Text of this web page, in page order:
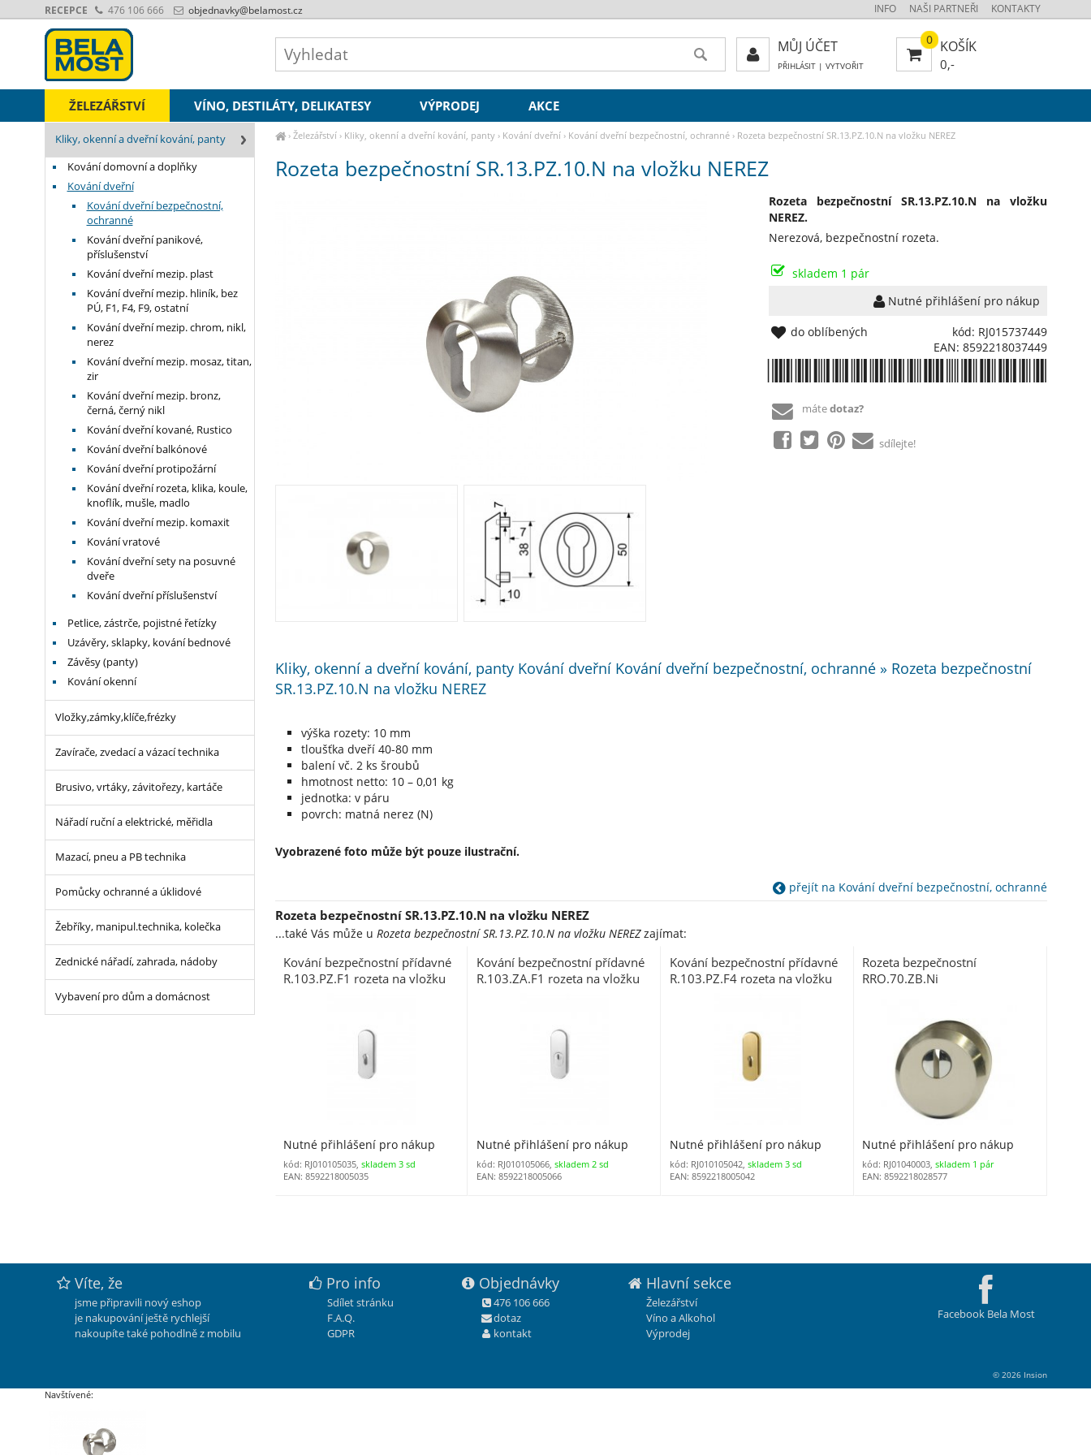
› Železářství› Kliky, okenní a dveřní kování, panty› Kování dveřní› Kování dveřní bezpečnostní, ochranné› Rozeta bezpečnostní SR.13.PZ.10.N na vložku NEREZ
Rozeta bezpečnostní SR.13.PZ.10.N na vložku NEREZ
Rozeta bezpečnostní SR.13.PZ.10.N na vložku
NEREZ.
Nerezová, bezpečnostní rozeta.
skladem 1 pár
Nutné přihlášení pro nákup
kód: RJ015737449
EAN: 8592218037449
do oblíbených
mátedotaz?
sdílejte!
Kliky, okenní a dveřní kování, panty Kování dveřní Kování dveřní bezpečnostní, ochranné » Rozeta bezpečnostní
SR.13.PZ.10.N na vložku NEREZ
výška rozety: 10 mm
tloušťka dveří 40-80 mm
balení vč. 2 ks šroubů
hmotnost netto: 10 – 0,01 kg
jednotka: v páru
povrch: matná nerez (N)
Vyobrazené foto může být pouze ilustrační.
přejít na Kování dveřní bezpečnostní, ochranné
Rozeta bezpečnostní SR.13.PZ.10.N na vložku NEREZ
...také Vás může u Rozeta bezpečnostní SR.13.PZ.10.N na vložku NEREZzajímat:
Kování bezpečnostní přídavné
R.103.PZ.F1 rozeta na vložku
Nutné přihlášení pro nákup
kód: RJ010105035,skladem 3 sd
EAN: 8592218005035
Kování bezpečnostní přídavné
R.103.ZA.F1 rozeta na vložku
Nutné přihlášení pro nákup
kód: RJ010105066, skladem 2 sd
EAN: 8592218005066
Kování bezpečnostní přídavné
R.103.PZ.F4 rozeta na vložku
Nutné přihlášení pro nákup
kód: RJ010105042, skladem 3 sd
EAN: 8592218005042
Rozeta bezpečnostní
RRO.70.ZB.Ni
Nutné přihlášení pro nákup
kód: RJ01040003,skladem 1 pár
EAN: 8592218028577
Kliky, okenní a dveřní kování, panty
Kování domovní a doplňky
Kování dveřní
Kování dveřní bezpečnostní,
ochranné
Kování dveřní panikové,
příslušenství
Kování dveřní mezip. plast
Kování dveřní mezip. hliník, bez
PÚ, F1, F4, F9, ostatní
Kování dveřní mezip. chrom, nikl,
nerez
Kování dveřní mezip. mosaz, titan,
zir
Kování dveřní mezip. bronz,
černá, černý nikl
Kování dveřní kované, Rustico
Kování dveřní balkónové
Kování dveřní protipožární
Kování dveřní rozeta, klika, koule,
knoflík, mušle, madlo
Kování dveřní mezip. komaxit
Kování vratové
Kování dveřní sety na posuvné
dveře
Kování dveřní příslušenství
Petlice, zástrče, pojistné řetízky
Uzávěry, sklapky, kování bednové
Závěsy (panty)
Kování okenní
Vložky,zámky,klíče,frézky
Zavírače, zvedací a vázací technika
Brusivo, vrtáky, závitořezy, kartáče
Nářadí ruční a elektrické, měřidla
Mazací, pneu a PB technika
Pomůcky ochranné a úklidové
Žebříky, manipul.technika, kolečka
Zednické nářadí, zahrada, nádoby
Vybavení pro dům a domácnost
ŽELEZÁŘSTVÍ VÍNO, DESTILÁTY, DELIKATESY VÝPRODEJ AKCE
INFO NAŠI PARTNEŘI KONTAKTY
RECEPCE 476 106 666 objednavky@belamost.cz
0 KOŠÍK
0,-
MŮJ ÚČET
PŘIHLÁSIT| VYTVOŘIT
Facebook Bela Most
Víte, že
jsme připravili nový eshop
je nakupování ještě rychlejší
nakoupíte také pohodlně z mobilu
Pro info
Sdílet stránku
F.A.Q.
GDPR
Objednávky
476 106 666
dotaz
kontakt
Hlavní sekce
Železářství
Víno a Alkohol
Výprodej
© 2026 Insion
Navštívené: